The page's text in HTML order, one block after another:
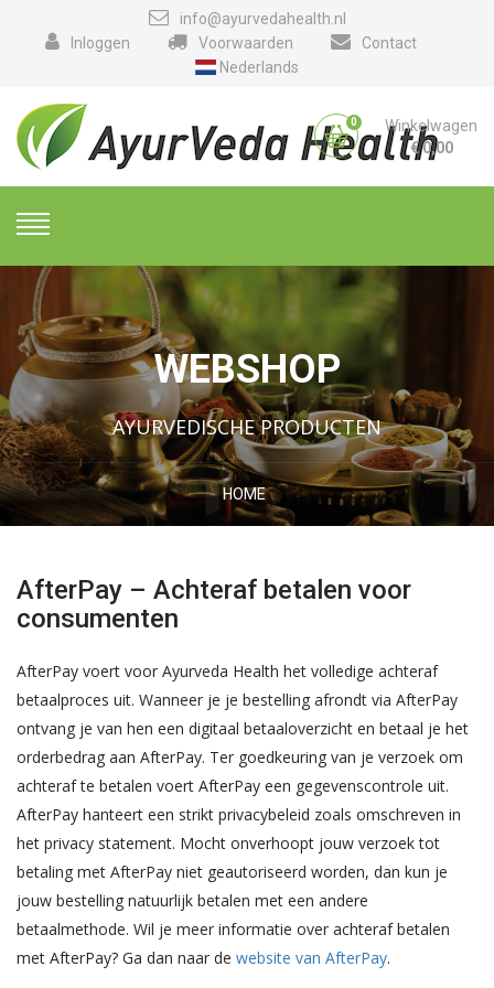
info@ayurvedahealth.nl
Inloggen
Voorwaarden
Contact
Nederlands
0
Winkelwagen
€0,00
WEBSHOP
AYURVEDISCHE PRODUCTEN
HOME
AfterPay – Achteraf betalen voor
consumenten
AfterPay voert voor Ayurveda Health het volledige achteraf
betaalproces uit. Wanneer je je bestelling afrondt via AfterPay
ontvang je van hen een digitaal betaaloverzicht en betaal je het
orderbedrag aan AfterPay. Ter goedkeuring van je verzoek om
achteraf te betalen voert AfterPay een gegevenscontrole uit.
AfterPay hanteert een strikt privacybeleid zoals omschreven in
het privacy statement. Mocht onverhoopt jouw verzoek tot
betaling met AfterPay niet geautoriseerd worden, dan kun je
jouw bestelling natuurlijk betalen met een andere
betaalmethode. Wil je meer informatie over achteraf betalen
met AfterPay? Ga dan naar de website van AfterPay.